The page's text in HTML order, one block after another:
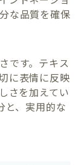
な品質を確保
です。テキス
に表情に反映
さを加えてい
と、実用的な